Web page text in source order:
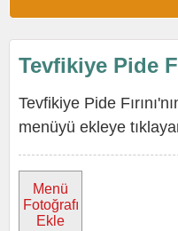
Tevfikiye Pide
Tevfikiye Pide
menüyü ekleye
Menü
Fotoğrafı
Ekle